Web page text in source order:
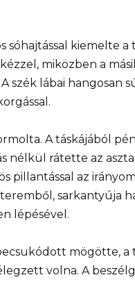
sóhajtással kiemelte a
miközben a
szék lábai hangosan
A táskájából
nélkül rátette az
pillantással az
sarkantyúja
lépésével.
mögötte, a
volna. A